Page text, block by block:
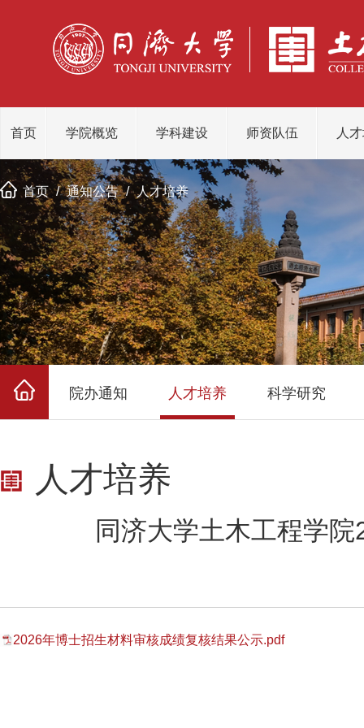
首页 学院概览 学科建设 师资队伍 人
首页 / 通知公告 / 人才培养
院办通知 人才培养 科学研究
人才培养
同济大学土木工程学
2026年博士招生材料审核成绩复核结果公示.pdf